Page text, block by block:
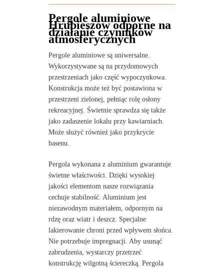
Pergole aluminiowe
Hrubieszów odporne na
działanie czynników
atmosferycznych
Pergole aluminiowe są uniwersalne.
Wykorzystywane są na przydomowych
przestrzeniach jako część wypoczynkowa.
Konstrukcja może też być postawiona w
przestrzeni zielonej, pełniąc rolę osłony
rekreacyjnej. Świetnie sprawdza się także
jako zadaszenie lokalu przy kawiarniach.
Może służyć również jako przykrycie
basenu.
Pergola wykonana z aluminium gwarantuje
świetne właściwości. Dzięki wysokiej
jakości elementom nasze rozwiązania
cechuje stabilność. Aluminium jest
niezawodnym materiałem, odpornym na
rdzę oraz wiatr i deszcz. Specjalne
lakierowanie chroni przed wpływem słońca.
Nie potrzebuje impregnacji. Aby usunąć
zabrudzenia, wystarczy przetrzeć
konstrukcję wilgotną ściereczką. Pergola